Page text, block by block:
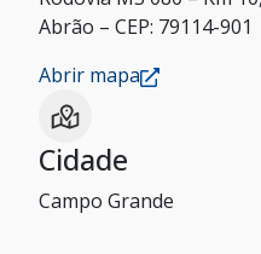
Abrão – CEP: 79114-901
Abrir mapa
Cidade
Campo Grande